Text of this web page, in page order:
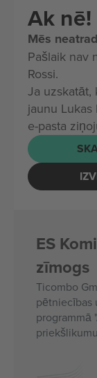
Ak nē!
Mēs
Pašlaik nav
Rossi.
Ja uzskatāt,
jaunu
e-pasta
ES
zīmogs
Ticombo
pētniecības
programmā